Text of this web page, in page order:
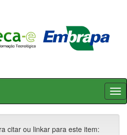
citar ou linkar para este item: